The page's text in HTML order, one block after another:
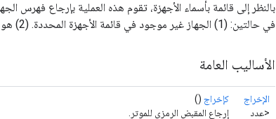
بالنظر إلى قائمة بأسماء الأجهزة، تقوم هذه العملية بإرجاع فهرس
في حالتين: (1) الجهاز غير موجود في قائمة الأجهزة المحددة. (2) هو في تجميع XLA.
الأساليب العامة
الإخراج
<عدد
كإخراج ()
إرجاع المقبض الرمزي للموتر.